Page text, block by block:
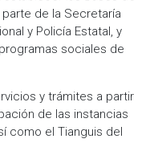
de la Secretaría
y Policía Estatal, y
sociales de
y trámites a partir
de las instancias
como el Tianguis del